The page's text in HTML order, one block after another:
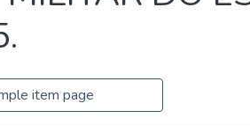
item page